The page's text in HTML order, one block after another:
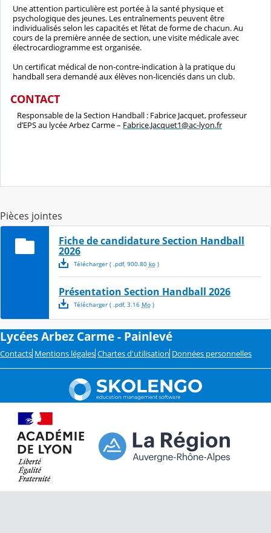
Une attention particulière est portée à la santé physique et
psychologique des jeunes. Les entraînements peuvent être
individualisés selon les capacités et l’état de forme de chacun. Au
cours de la première année de section, une visite médicale avec
électrocardiogramme est organisée.
Un certificat médical de non-contre-indication à la pratique du
handball sera demandé aux élèves non-licenciés dans un club.
CONTACT
Responsable de la Section Handball : Fabrice Jacquet, professeur
d’EPS au lycée Arbez Carme – Fabrice.Jacquet1@ac-lyon.fr
Pièces jointes
Fiche de candidature Section Handball
2026
Télécharger( .pdf, 900.80 ko)
Présentation Section Handball 2026
Télécharger( .pdf, 3.16 Mo)
Lycées Arbez Carme - Painlevé
Contacts Mentions légales Chartes d'utilisation Données personnelles